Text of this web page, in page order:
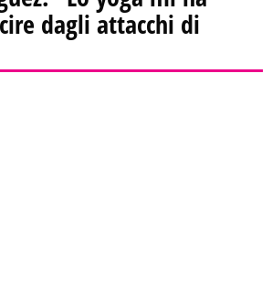
dagli attacchi di